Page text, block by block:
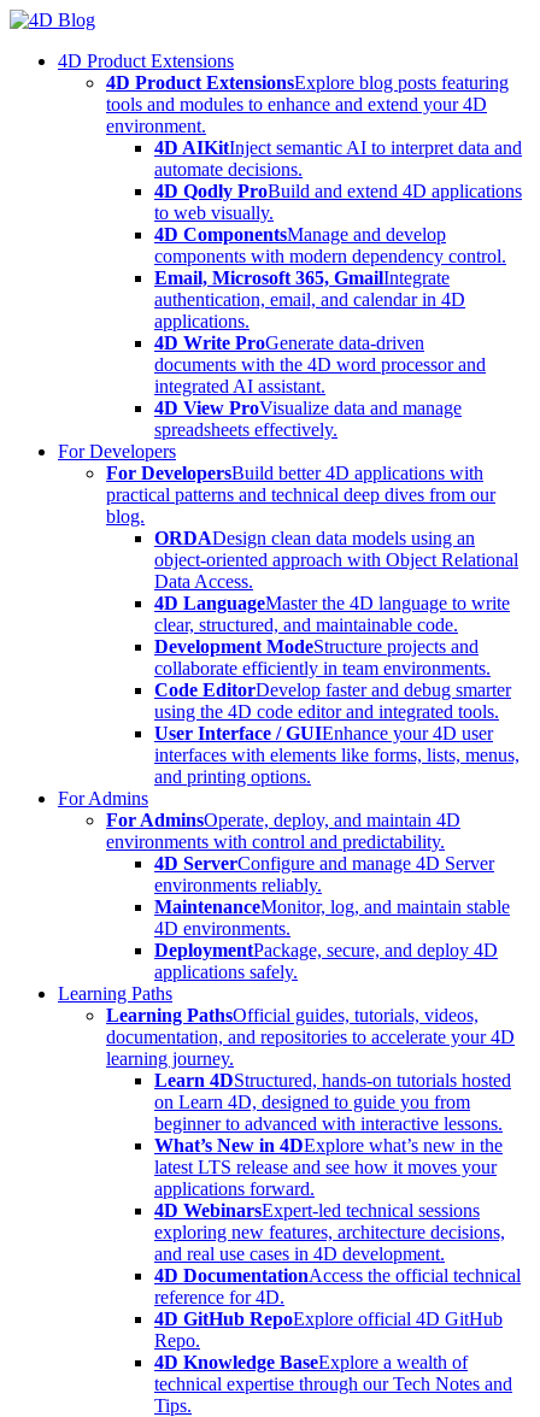
Skip
content4D Product Extensions
4D Product ExtensionsExplore blog posts featuring
tools and modules to enhance and extend your 4D
environment.
4D AIKitInject semantic AI to interpret data and
automate decisions.
4D Qodly ProBuild and extend 4D applications
to web visually.
4D ComponentsManage and develop
components with modern dependency control.
Email, Microsoft 365, GmailIntegrate
authentication, email, and calendar in 4D
applications.
4D Write ProGenerate data-driven
documents with the 4D word processor and
integrated AI assistant.
4D View ProVisualize data and manage
spreadsheets effectively.
For Developers
For DevelopersBuild better 4D applications with
practical patterns and technical deep dives from our
blog.
ORDADesign clean data models using an
object-oriented approach with Object Relational
Data Access.
4D LanguageMaster the 4D language to write
clear, structured, and maintainable code.
Development ModeStructure projects and
collaborate efficiently in team environments.
Code EditorDevelop faster and debug smarter
using the 4D code editor and integrated tools.
User Interface / GUIEnhance your 4D user
interfaces with elements like forms, lists, menus,
and printing options.
For Admins
For AdminsOperate, deploy, and maintain 4D
environments with control and predictability.
4D ServerConfigure and manage 4D Server
environments reliably.
MaintenanceMonitor, log, and maintain stable
4D environments.
DeploymentPackage, secure, and deploy 4D
applications safely.
Learning Paths
Learning PathsOfficial guides, tutorials, videos,
documentation, and repositories to accelerate your 4D
learning journey.
Learn 4DStructured, hands-on tutorials hosted
on Learn 4D, designed to guide you from
beginner to advanced with interactive lessons.
What’s New in 4DExplore what’s new in the
latest LTS release and see how it moves your
applications forward.
4D WebinarsExpert-led technical sessions
exploring new features, architecture decisions,
and real use cases in 4D development.
4D DocumentationAccess the official technical
reference for 4D.
4D GitHub RepoExplore official 4D GitHub
Repo.
4D Knowledge BaseExplore a wealth of
technical expertise through our Tech Notes and
Tips.